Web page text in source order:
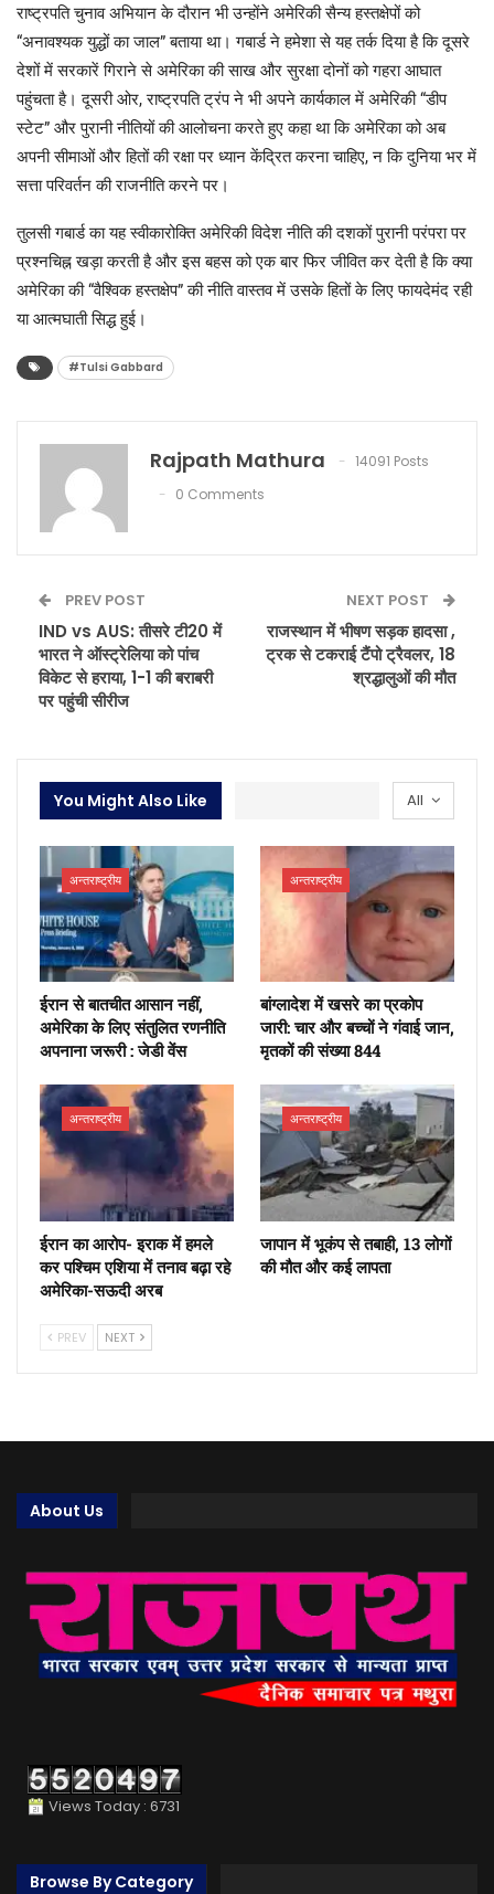
राष्ट्रपति चुनाव अभियान के दौरान भी उन्होंने अमेरिकी सैन्य हस्तक्षेपों को
“अनावश्यक युद्धों का जाल” बताया था। गबार्ड ने हमेशा से यह तर्क दिया है कि दूसरे
देशों में सरकारें गिराने से अमेरिका की साख और सुरक्षा दोनों को गहरा आघात
पहुंचता है। दूसरी ओर, राष्ट्रपति ट्रंप ने भी अपने कार्यकाल में अमेरिकी “डीप
स्टेट” और पुरानी नीतियों की आलोचना करते हुए कहा था कि अमेरिका को अब
अपनी सीमाओं और हितों की रक्षा पर ध्यान केंद्रित करना चाहिए, न कि दुनिया भर में
सत्ता परिवर्तन की राजनीति करने पर।
तुलसी गबार्ड का यह स्वीकारोक्ति अमेरिकी विदेश नीति की दशकों पुरानी परंपरा पर
प्रश्नचिह्न खड़ा करती है और इस बहस को एक बार फिर जीवित कर देती है कि क्या
अमेरिका की “वैश्विक हस्तक्षेप” की नीति वास्तव में उसके हितों के लिए फायदेमंद रही
या आत्मघाती सिद्ध हुई।
#Tulsi Gabbard
Rajpath Mathura
14091 Posts
0 Comments
PREV POST
IND vs AUS: तीसरे टी20 में
भारत ने ऑस्ट्रेलिया को पांच
विकेट से हराया, 1-1 की बराबरी
पर पहुंची सीरीज
NEXT POST
राजस्थान में भीषण सड़क हादसा ,
ट्रक से टकराई टैंपो ट्रैवलर, 18
श्रद्धालुओं की मौत
All
You Might Also Like
अन्तराष्ट्रीय
ईरान से बातचीत आसान नहीं,
अमेरिका के लिए संतुलित रणनीति
अपनाना जरूरी : जेडी वेंस
अन्तराष्ट्रीय
बांग्लादेश में खसरे का प्रकोप
जारी: चार और बच्चों ने गंवाई जान,
मृतकों की संख्या 844
अन्तराष्ट्रीय
ईरान का आरोप- इराक में हमले
कर पश्चिम एशिया में तनाव बढ़ा रहे
अमेरिका-सऊदी अरब
अन्तराष्ट्रीय
जापान में भूकंप से तबाही, 13 लोगों
की मौत और कई लापता
PREV NEXT
About Us
Views Today : 6731
Browse By Category